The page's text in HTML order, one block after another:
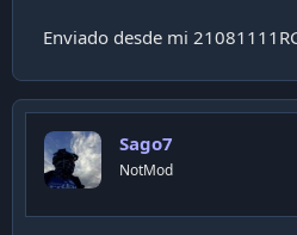
Enviado desde mi
Sago7
NotMod